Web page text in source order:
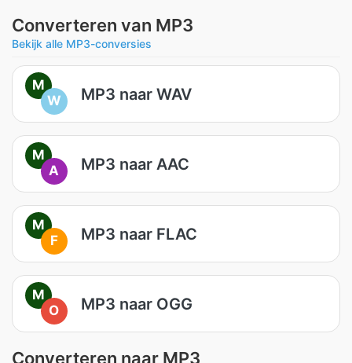
Converteren van MP3
Bekijk alle MP3-conversies
M
W
MP3 naar WAV
M
A
MP3 naar AAC
M
F
MP3 naar FLAC
M
O
MP3 naar OGG
Converteren naar MP3